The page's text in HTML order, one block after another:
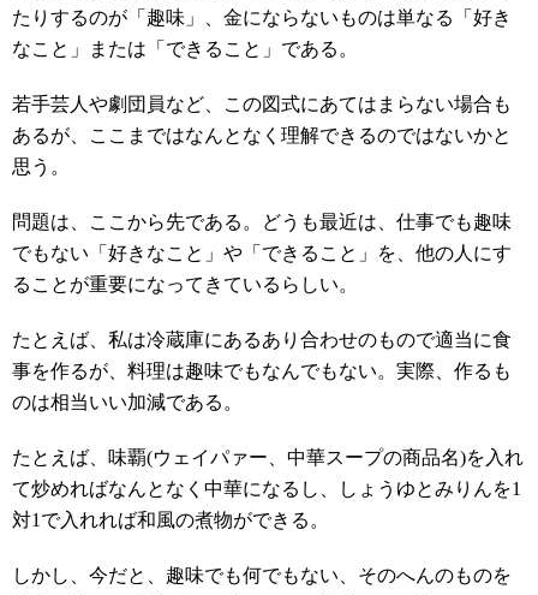
たりするのが「趣味」、金にならないものは単なる「好き
なこと」または「できること」である。
若手芸人や劇団員など、この図式にあてはまらない場合も
あるが、ここまではなんとなく理解できるのではないかと
思う。
問題は、ここから先である。どうも最近は、仕事でも趣味
でもない「好きなこと」や「できること」を、他の人にす
ることが重要になってきているらしい。
たとえば、私は冷蔵庫にあるあり合わせのもので適当に食
事を作るが、料理は趣味でもなんでもない。実際、作るも
のは相当いい加減である。
たとえば、味覇(ウェイパァー、中華スープの商品名)を入れ
て炒めればなんとなく中華になるし、しょうゆとみりんを1
対1で入れれば和風の煮物ができる。
しかし、今だと、趣味でも何でもない、そのへんのものを